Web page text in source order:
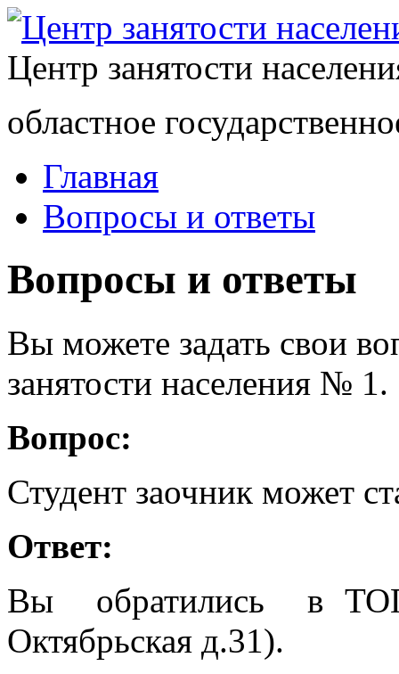
Центр занятости
областное
Главная
Вопросы и ответы
Вопросы и ответы
Вы можете задать свои
занятости населения № 1.
Вопрос:
Студент заочник может
Ответ:
Вы обратились в
Октябрьская д.31).